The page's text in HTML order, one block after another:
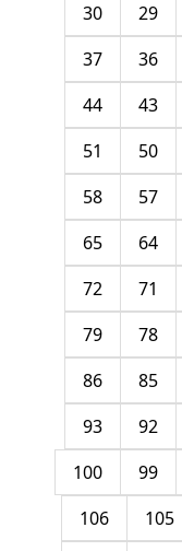
29
30
36
37
43
44
50
51
57
58
64
65
71
72
78
79
85
86
92
93
99
100
105
106